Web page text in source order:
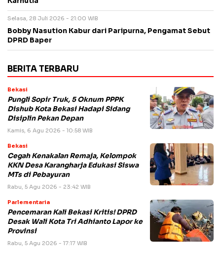
Selasa, 28 Juli 2026 - 21:00 WIB
Bobby Nasution Kabur dari Paripurna, Pengamat Sebut
DPRD Baper
BERITA TERBARU
Bekasi
Pungli Sopir Truk, 5 Oknum PPPK
Dishub Kota Bekasi Hadapi Sidang
Disiplin Pekan Depan
Kamis, 6 Agu 2026 - 10:58 WIB
Bekasi
Cegah Kenakalan Remaja, Kelompok
KKN Desa Karangharja Edukasi Siswa
MTs di Pebayuran
Rabu, 5 Agu 2026 - 23:42 WIB
Parlementaria
Pencemaran Kali Bekasi Kritis! DPRD
Desak Wali Kota Tri Adhianto Lapor ke
Provinsi
Rabu, 5 Agu 2026 - 17:17 WIB